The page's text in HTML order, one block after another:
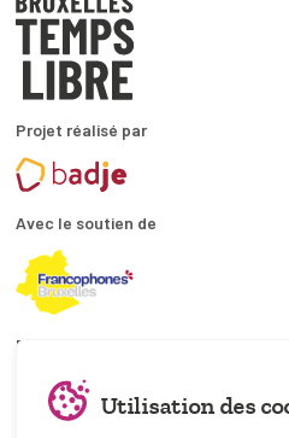
Projet réalisé par
Avec le soutien de
En collaboration avec
et les
Utilisation des